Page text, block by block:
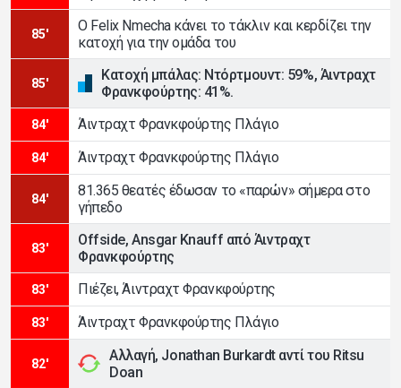
85'
Ο Felix Nmecha κάνει το τάκλιν και κερδίζει την
κατοχή για την ομάδα του
85'
Κατοχή μπάλας: Ντόρτμουντ: 59%, Άιντραχτ
Φρανκφούρτης: 41%.
84' Άιντραχτ Φρανκφούρτης Πλάγιο
84' Άιντραχτ Φρανκφούρτης Πλάγιο
84'
81.365 θεατές έδωσαν το «παρών» σήμερα στο
γήπεδο
83'
Offside, Ansgar Knauff από Άιντραχτ
Φρανκφούρτης
83' Πιέζει, Άιντραχτ Φρανκφούρτης
83' Άιντραχτ Φρανκφούρτης Πλάγιο
82'
Αλλαγή, Jonathan Burkardt αντί του Ritsu
Doan